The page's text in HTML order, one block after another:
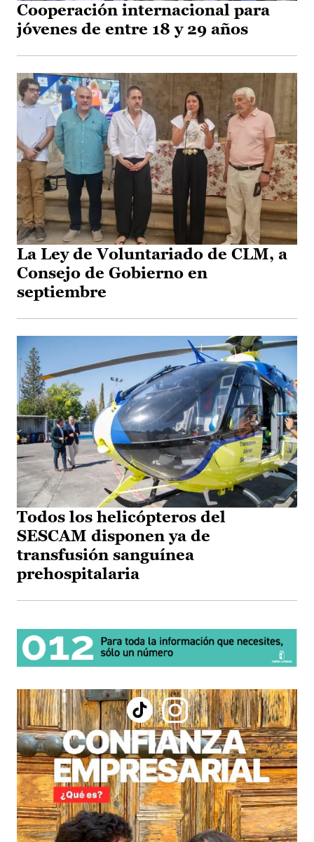
Cooperación internacional para
jóvenes de entre 18 y 29 años
La Ley de Voluntariado de CLM, a
Consejo de Gobierno en
septiembre
Todos los helicópteros del
SESCAM disponen ya de
transfusión sanguínea
prehospitalaria